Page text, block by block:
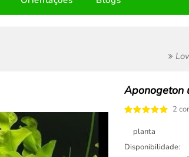
Aponogeton
2
planta
Disponibilidade: